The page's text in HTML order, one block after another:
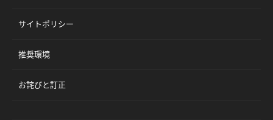
サイトポリシー
推奨環境
お詫びと訂正